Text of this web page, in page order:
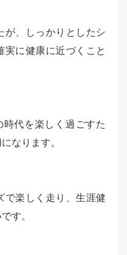
が、しっかりとしたシ
実に健康に近づくこと
時代を楽しく過ごすた
なります。
で楽しく走り、生涯健
す。